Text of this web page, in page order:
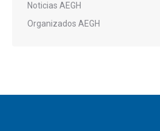
Noticias AEGH
Organizados AEGH